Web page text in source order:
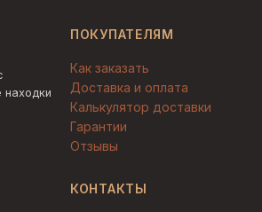
находки
ПОКУПАТЕЛЯМ
Как заказать
Доставка и оплата
Калькулятор доставки
Гарантии
Отзывы
КОНТАКТЫ